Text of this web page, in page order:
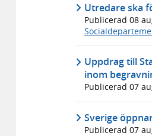
Utredare ska
Publicerad 08
Uppdrag till
inom
Publicerad 07
Sverige
Publicerad 07